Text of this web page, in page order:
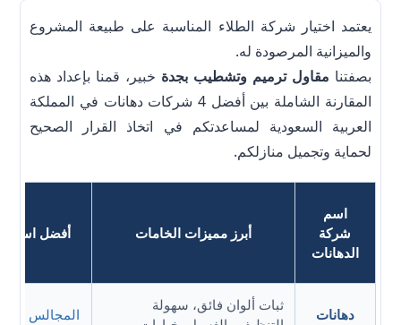
يعتمد اختيار شركة الطلاء المناسبة على طبيعة المشروع
والميزانية المرصودة له.
بصفتنا مقاول ترميم وتشطيب بجدة خبير، قمنا بإعداد هذه
المقارنة الشاملة بين أفضل 4 شركات دهانات في المملكة
العربية السعودية لمساعدتكم في اتخاذ القرار الصحيح
لحماية وتجميل منازلكم.
اسم
شركة
الدهانات
أبرز مميزات الخامات أفضل
دهانات
ثبات ألوان فائق، سهولة
المجالس